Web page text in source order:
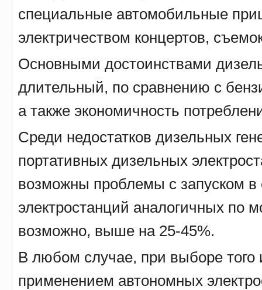
специальные автомобильные
электричеством концертов,
Основными достоинствами
длительный, по сравнению с
а также экономичность
Среди недостатков дизельных
портативных дизельных
возможны проблемы с запуском
электростанций аналогичных по
возможно, выше на 25-45%.
В любом случае, при выборе того
применением автономных